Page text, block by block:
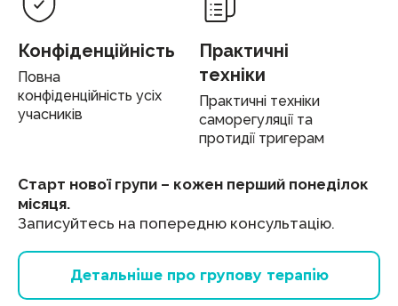
Конфіденційність
Повна
конфіденційність усіх
учасників
Практичні
техніки
Практичні техніки
саморегуляції та
протидії тригерам
Старт нової групи – кожен перший понеділок
місяця.
Записуйтесь на попередню консультацію.
Детальніше про групову терапію